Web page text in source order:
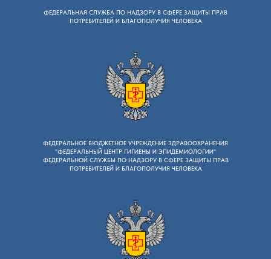
ФЕДЕРАЛЬНАЯ СЛУЖБА ПО НАДЗОРУ B СФЕРЕ ЗАЩИТЫ ПРАВ
ПОТРЕБИТЕЛЕЙ И БЛАГОПОЛУЧИЯ ЧЕЛОВЕКА
ФЕДЕРАЛЬНОЕ БЮДЖЕТНОЕ УЧРЕЖДЕНИЕ ЗДРАВООХРАНЕНИЯ
"ФЕДЕРАЛЬНЫЙ ЦЕНТР ГИГИЕНЫ И ЭПИДЕМИОЛОГИИ"
ФЕДЕРАЛЬНОЙ СЛУЖБЫ ПО НАДЗОРУ В СФЕРЕ ЗАЩИТЫ ПРАВ
ПОТРЕБИТЕЛЕЙ И БЛАГОПОЛУЧИЯ ЧЕЛОВЕКА